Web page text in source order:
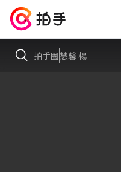
拍手圈慧馨 楊